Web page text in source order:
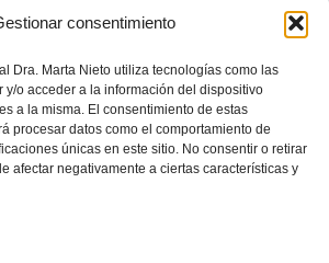
consentimiento
Dra. Marta Nieto utiliza tecnologías como las
y/o acceder a la información del dispositivo
a la misma. El consentimiento de estas
procesar datos como el comportamiento de
únicas en este sitio. No consentir o retirar
afectar negativamente a ciertas características y